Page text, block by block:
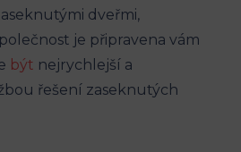
dveřmi,
je připravena vám
být nejrychlejší a
řešení zaseknutých